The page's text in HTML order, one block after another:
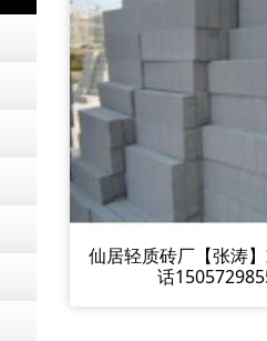
仙居轻质砖厂【张涛
话